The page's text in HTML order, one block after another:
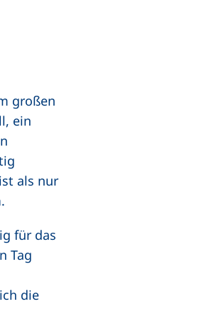
großen
ein
als nur
für das
Tag
die